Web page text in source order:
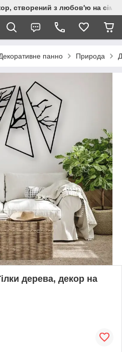
створений з любов'ю на
панно Природа
дерева, декор на